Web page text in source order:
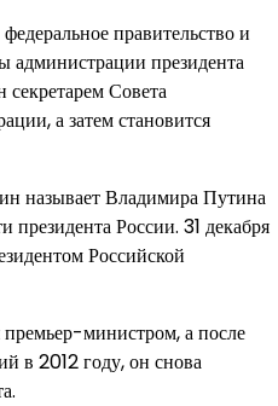
правительство и
администрации президента
секретарем Совета
а затем становится
называет Владимира Путина
России. 31 декабря
Российской
министром, а после
в 2012 году, он снова